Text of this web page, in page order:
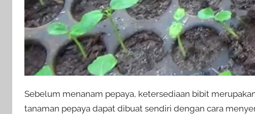
Sebelum menanam pepaya, ketersediaan bibit
tanaman pepaya dapat dibuat sendiri dengan cara